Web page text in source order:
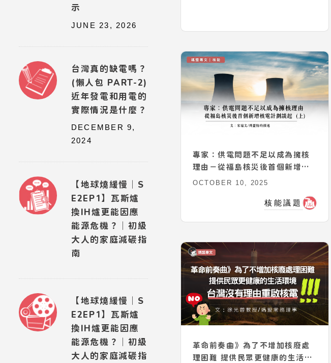
專家：供電問題不足以成為擁核
理由－從福島核災後首個新增核
電計劃談起（上）
OCTOBER 10, 2025
核能議題
革命前奏曲》為了不增加核廢處
理困難 提供民眾更健康的生活環
示
JUNE 23, 2026
台灣真的缺電嗎？
(懶人包 PART-2)
近年發電和用電的
實際情況是什麼？
DECEMBER 9,
2024
【地球燒緩慢｜S
E2EP1】瓦斯爐
換IH爐更能因應
能源危機？｜初級
大人的家庭減碳指
南
【地球燒緩慢｜S
E2EP1】瓦斯爐
換IH爐更能因應
能源危機？｜初級
大人的家庭減碳指